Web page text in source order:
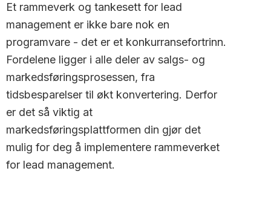
Et rammeverk og tankesett for lead
management er ikke bare nok en
programvare - det er et konkurransefortrinn.
Fordelene ligger i alle deler av salgs- og
markedsføringsprosessen, fra
tidsbesparelser til økt konvertering. Derfor
er det så viktig at
markedsføringsplattformen din gjør det
mulig for deg å implementere rammeverket
for lead management.